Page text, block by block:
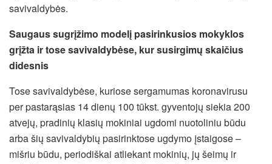
savivaldybės.
Saugaus sugrįžimo modelį pasirinkusios mokyklos
grįžta ir tose savivaldybėse, kur susirgimų skaičius
didesnis
Tose savivaldybėse, kuriose sergamumas koronavirusu
per pastarąsias 14 dienų 100 tūkst. gyventojų siekia 200
atvejų, pradinių klasių mokiniai ugdomi nuotoliniu būdu
arba šių savivaldybių pasirinktose ugdymo įstaigose –
mišriu būdu, periodiškai atliekant mokinių, jų šeimų ir